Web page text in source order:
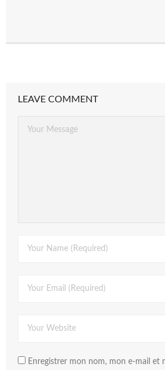
LEAVE COMMENT
Enregistrer mon nom, mon e-mail et